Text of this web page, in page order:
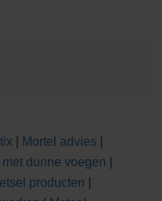
Mortel advies
met dunne voegen
producten